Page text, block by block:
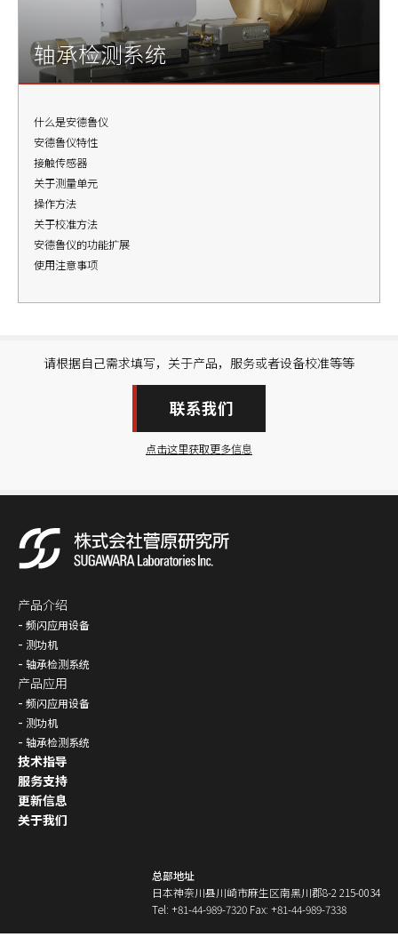
轴承检测系统
什么是安德鲁仪
安德鲁仪特性
接触传感器
关于测量单元
操作方法
关于校准方法
安德鲁仪的功能扩展
使用注意事项
请根据自己需求填写，关于产品，服务或者设备校准等等
联系我们
点击这里获取更多信息
产品介绍
频闪应用设备
测功机
轴承检测系统
产品应用
频闪应用设备
测功机
轴承检测系统
技术指导
服务支持
更新信息
关于我们
总部地址
日本神奈川县川崎市麻生区南黑川郡8-2 215-0034
Tel: +81-44-989-7320 Fax: +81-44-989-7338